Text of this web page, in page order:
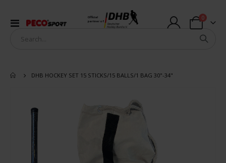
Toggle
Official
partner of
Cart
0items
DHB HOCKEY SET 15 STICKS/15 BALLS/1 BAG 30"-34"